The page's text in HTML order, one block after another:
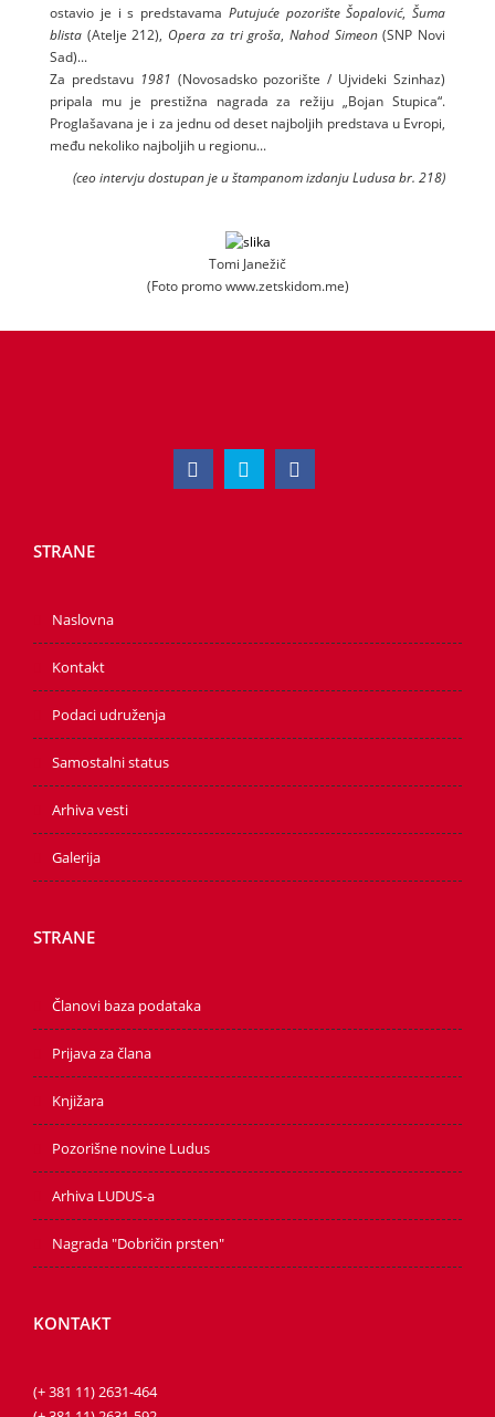
ostavio je i s predstavama Putujuće pozorište Šopalović, Šuma
blista (Atelje 212), Opera za tri groša, Nahod Simeon(SNP Novi
Sad)...
Za predstavu 1981 (Novosadsko pozorište / Ujvideki Szinhaz)
pripala mu je prestižna nagrada za režiju „Bojan Stupica“.
Proglašavana je i za jednu od deset najboljih predstava u Evropi,
među nekoliko najboljih u regionu...
(ceo intervju dostupan je u štampanom izdanju Ludusa br. 218)
Tomi Janežič
(Foto promo www.zetskidom.me)
STRANE
Naslovna
Kontakt
Podaci udruženja
Samostalni status
Arhiva vesti
Galerija
STRANE
Članovi baza podataka
Prijava za člana
Knjižara
Pozorišne novine Ludus
Arhiva LUDUS-a
Nagrada "Dobričin prsten"
KONTAKT
(+ 381 11) 2631-464